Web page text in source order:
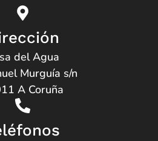
del Agua
Murguía s/n
A Coruña